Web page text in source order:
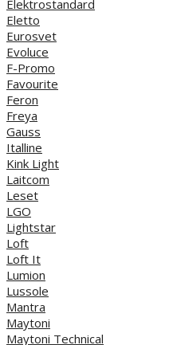
Elektrostandard
Eletto
Eurosvet
Evoluce
F-Promo
Favourite
Feron
Freya
Gauss
Italline
Kink Light
Laitcom
Leset
LGO
Lightstar
Loft
Loft It
Lumion
Lussole
Mantra
Maytoni
Maytoni Technical